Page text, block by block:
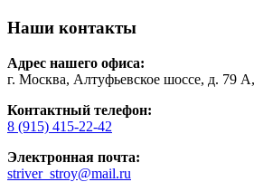
Наши контакты
Адрес нашего офиса:
г. Москва, Алтуфьевское шоссе, д. 79
Контактный телефон:
8 (915) 415-22-42
Электронная почта:
striver_stroy@mail.ru